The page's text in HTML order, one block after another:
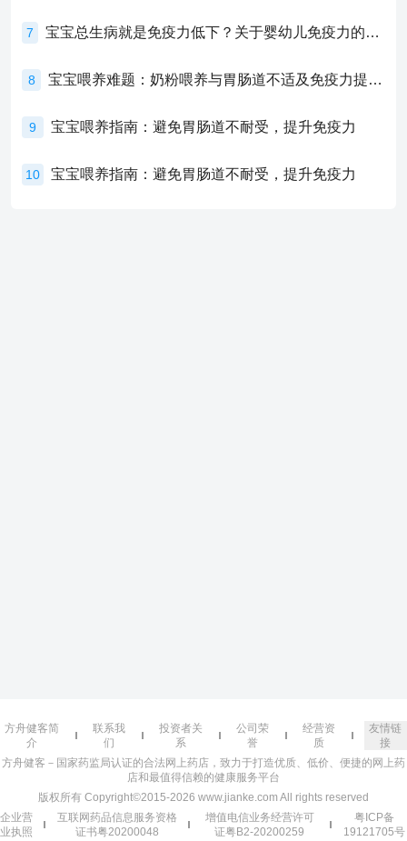
7 宝宝总生病就是免疫力低下？关于婴幼儿免疫力的真相，家长必须了解！
8 宝宝喂养难题：奶粉喂养与胃肠道不适及免疫力提升的奥秘
9 宝宝喂养指南：避免胃肠道不耐受，提升免疫力
10 宝宝喂养指南：避免胃肠道不耐受，提升免疫力
方舟健客简
介
联系我
们
投资者关
系
公司荣
誉
经营资
质
友情链
接
方舟健客－国家药监局认证的合法网上药店，致力于打造优质、低价、便捷的网上药
店和最值得信赖的健康服务平台
版权所有 Copyright©2015-2026 www.jianke.com All rights reserved
企业营
业执照
互联网药品信息服务资格
证书粤20200048
增值电信业务经营许可
证粤B2-20200259
粤ICP备
19121705号